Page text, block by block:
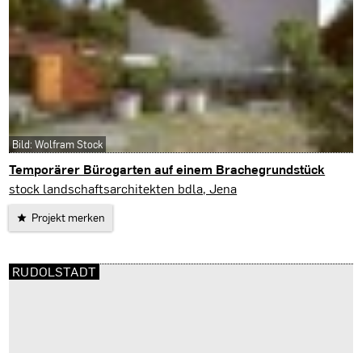
Temporärer Bürogarten auf einem Brachegrundstück
Jena
stock landschaftsarchitekten bdla, Jena
Projekt merken
Bild: Wolfram Stock
RUDOLSTADT